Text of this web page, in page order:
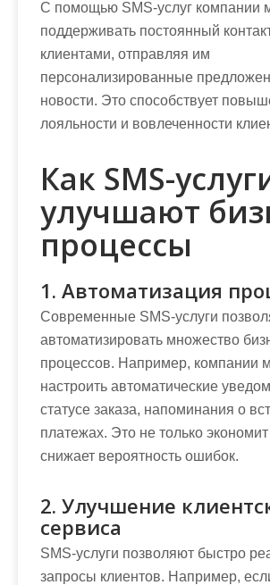
С помощью SMS-услуг компании
поддерживать постоянный
клиентами, отправляя им
персонализированные
новости. Это способствует
лояльности и вовлеченности
Как SMS-
улучшают
процессы
1. Автоматизация
Современные SMS-услуги
автоматизировать множество
процессов. Например, компании
настроить автоматические
статусе заказа, напоминания о
платежах. Это не только
снижает вероятность ошибок.
2. Улучшение
сервиса
SMS-услуги позволяют быстро
запросы клиентов. Например,